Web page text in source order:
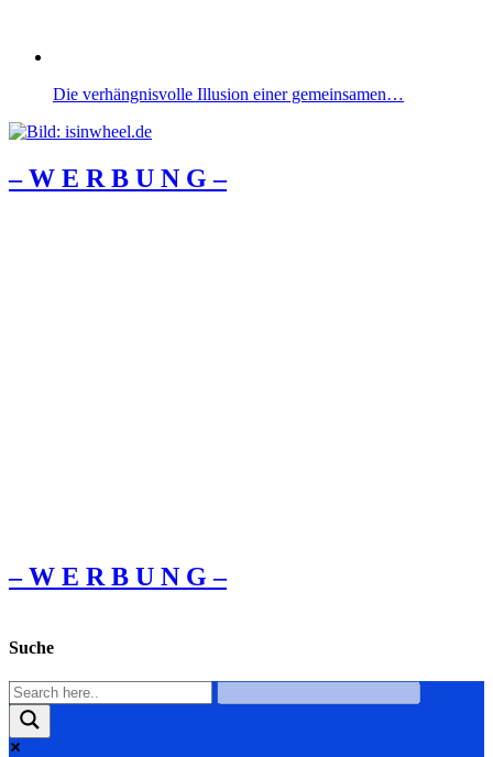
Die verhängnisvolle Illusion einer gemeinsamen…
– W Ε R Β U Ν G –
– W Ε R Β U Ν G –
Suche